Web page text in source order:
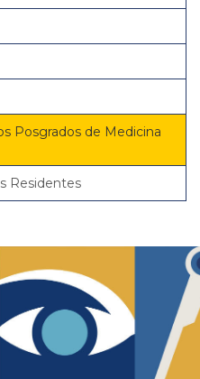
Posgrados de Medicina
Residentes